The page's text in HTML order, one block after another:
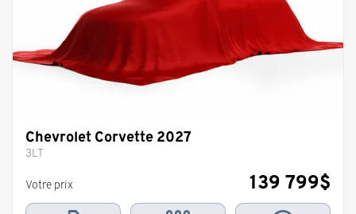
Chevrolet Corvette 2027
3LT
Votre prix 139 799$